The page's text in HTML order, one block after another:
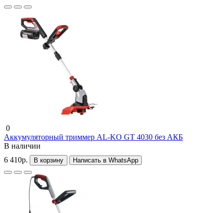
0
Аккумуляторный триммер AL-KO GT 4030 без АКБ
В наличии
6 410р.
В корзину Написать в WhatsApp